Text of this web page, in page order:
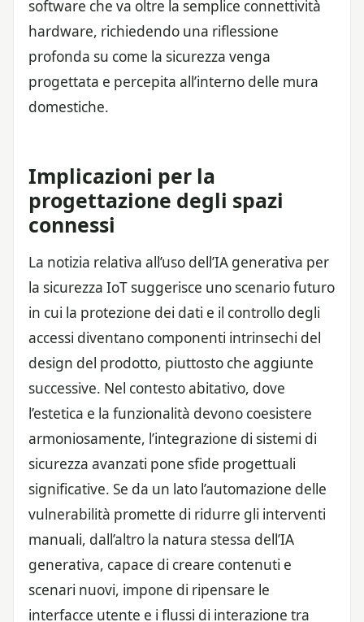
software che va oltre la semplice connettività
hardware, richiedendo una riflessione
profonda su come la sicurezza venga
progettata e percepita all’interno delle mura
domestiche.
Implicazioni per la
progettazione degli spazi
connessi
La notizia relativa all’uso dell’IA generativa per
la sicurezza IoT suggerisce uno scenario futuro
in cui la protezione dei dati e il controllo degli
accessi diventano componenti intrinsechi del
design del prodotto, piuttosto che aggiunte
successive. Nel contesto abitativo, dove
l’estetica e la funzionalità devono coesistere
armoniosamente, l’integrazione di sistemi di
sicurezza avanzati pone sfide progettuali
significative. Se da un lato l’automazione delle
vulnerabilità promette di ridurre gli interventi
manuali, dall’altro la natura stessa dell’IA
generativa, capace di creare contenuti e
scenari nuovi, impone di ripensare le
interfacce utente e i flussi di interazione tra